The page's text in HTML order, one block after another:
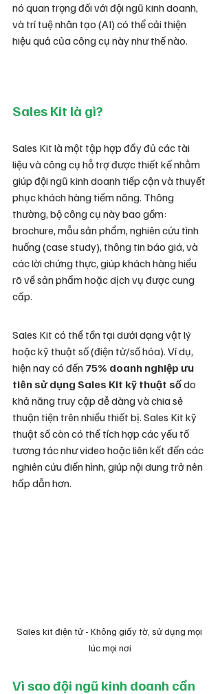
nó quan trọng đối với đội ngũ kinh doanh,
và trí tuệ nhân tạo (AI) có thể cải thiện
hiệu quả của công cụ này như thế nào.
Sales Kit là gì?
Sales Kit là một tập hợp đầy đủ các tài
liệu và công cụ hỗ trợ được thiết kế nhằm
giúp đội ngũ kinh doanh tiếp cận và thuyết
phục khách hàng tiềm năng. Thông
thường, bộ công cụ này bao gồm:
brochure, mẫu sản phẩm, nghiên cứu tình
huống (case study), thông tin báo giá, và
các lời chứng thực, giúp khách hàng hiểu
rõ về sản phẩm hoặc dịch vụ được cung
cấp.
Sales Kit có thể tồn tại dưới dạng vật lý
hoặc kỹ thuật số (điện tử/số hóa). Ví dụ,
hiện nay có đến 75% doanh nghiệp ưu
tiên sử dụng Sales Kit kỹ thuật số do
khả năng truy cập dễ dàng và chia sẻ
thuận tiện trên nhiều thiết bị. Sales Kit kỹ
thuật số còn có thể tích hợp các yếu tố
tương tác như video hoặc liên kết đến các
nghiên cứu điển hình, giúp nội dung trở nên
hấp dẫn hơn.
Sales kit điện tử - Không giấy tờ, sử dụng mọi
lúc mọi nơi
Vì sao đội ngũ kinh doanh cần